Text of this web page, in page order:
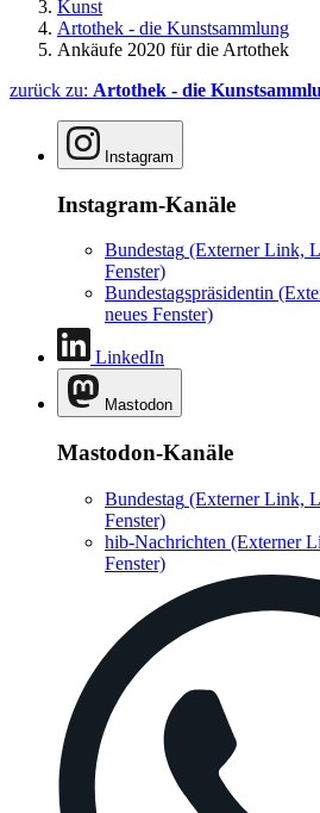
Kunst
Artothek - die Kunstsammlung
Ankäufe 2020 für die Artothek
zurück zu: Artothek - die
Instagram
Instagram-Kanäle
Bundestag (Externer Link,
Fenster)
Bundestagspräsidentin
neues Fenster)
LinkedIn
Mastodon
Mastodon-Kanäle
Bundestag (Externer Link,
Fenster)
hib-Nachrichten (Externer
Fenster)